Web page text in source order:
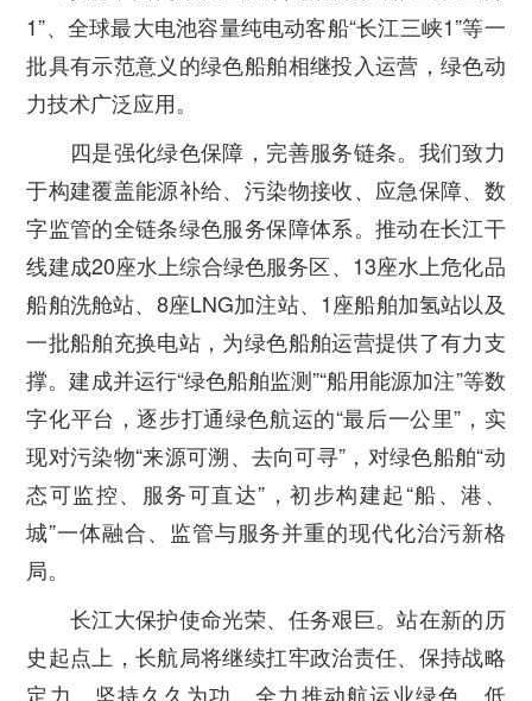
1”、全球最大电池容量纯电动客船“长江三峡1”等一
批具有示范意义的绿色船舶相继投入运营，绿色动
力技术广泛应用。
四是强化绿色保障，完善服务链条。 我们致力
于构建覆盖能源补给、污染物接收、应急保障、数
字监管的全链条绿色服务保障体系。推动在长江干
线建成20座水上综合绿色服务区、13座水上危化品
船舶洗舱站、8座LNG加注站、1座船舶加氢站以及
一批船舶充换电站，为绿色船舶运营提供了有力支
撑。建成并运行“绿色船舶监测”“船用能源加注”等数
字化平台，逐步打通绿色航运的“最后一公里”，实
现对污染物“来源可溯、去向可寻”，对绿色船舶“动
态可监控、服务可直达”，初步构建起“船、港、
城”一体融合、监管与服务并重的现代化治污新格
局。
长江大保护使命光荣、任务艰巨。站在新的历
史起点上，长航局将继续扛牢政治责任、保持战略
定力、坚持久久为功，全力推动航运业绿色、低